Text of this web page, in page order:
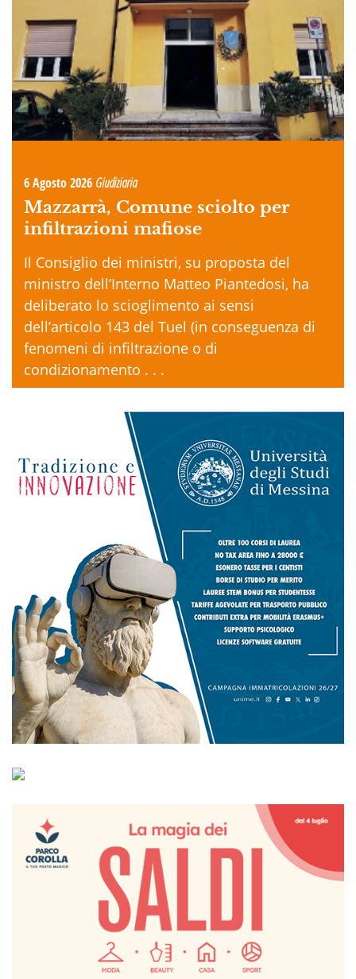
6 Agosto 2026 Giudiziaria
Mazzarrà, Comune sciolto per
infiltrazioni mafiose
Il Consiglio dei ministri, su proposta del
ministro dell’Interno Matteo Piantedosi, ha
deliberato lo scioglimento ai sensi
dell’articolo 143 del Tuel (in conseguenza di
fenomeni di infiltrazione o di
condizionamento . . .